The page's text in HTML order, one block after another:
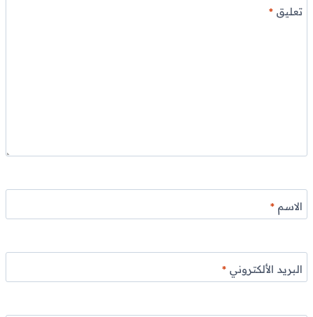
تعليق*
الاسم*
البريد الألكتروني*